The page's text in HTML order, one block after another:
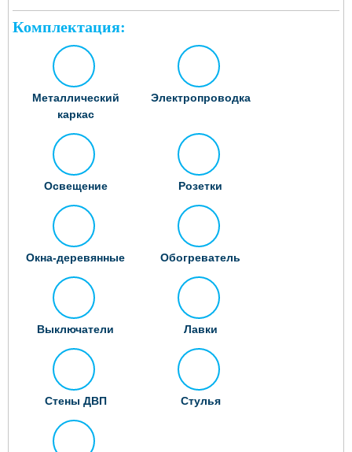
Комплектация:
Металлический
каркас
Электропроводка
Освещение Розетки
Окна-деревянные Обогреватель
Выключатели Лавки
Стены ДВП Стулья